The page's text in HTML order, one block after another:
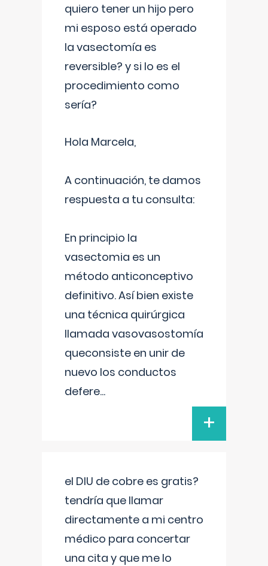
quiero tener un hijo pero
mi esposo está operado
la vasectomía es
reversible? y si lo es el
procedimiento como
sería?
Hola Marcela,
A continuación, te damos
respuesta a tu consulta:
En principio la
vasectomia es un
método anticonceptivo
definitivo. Así bien existe
una técnica quirúrgica
llamada vasovasostomía
queconsiste en unir de
nuevo los conductos
defere...
+
el DIU de cobre es gratis?
tendría que llamar
directamente a mi centro
médico para concertar
una cita y que me lo